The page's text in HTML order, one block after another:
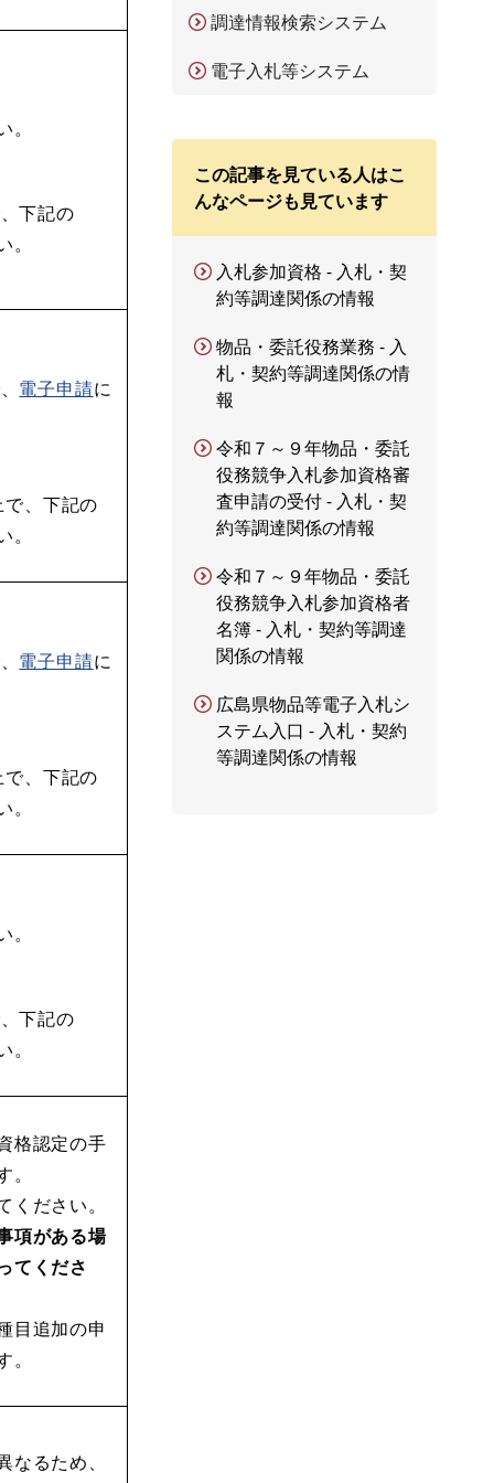
下記の
電子申請に
、下記の
電子申請に
、下記の
下記の
格認定の手
ください。
項がある場
てくださ
目追加の申
るため、
調達情報検索システム
電子入札等システム
この記事を見ている人はこ
んなページも見ています
入札参加資格 - 入札・契
約等調達関係の情報
物品・委託役務業務 - 入
札・契約等調達関係の情
報
令和７～９年物品・委託
役務競争入札参加資格審
査申請の受付 - 入札・契
約等調達関係の情報
令和７～９年物品・委託
役務競争入札参加資格者
名簿 - 入札・契約等調達
関係の情報
広島県物品等電子入札シ
ステム入口 - 入札・契約
等調達関係の情報